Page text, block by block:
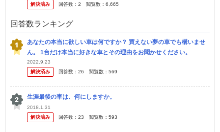
解決済み
回答数： 2 閲覧数： 6,665
回答数ランキング
あなたの本当に欲しい車は何ですか？ 買えない夢の車でも構いませ
ん。 1台だけ本当に好きな車とその理由をお聞かせください。
2022.9.23
解決済み
回答数： 26 閲覧数： 569
生涯最後の車は、何にしますか。
2018.1.31
解決済み
回答数： 23 閲覧数： 593